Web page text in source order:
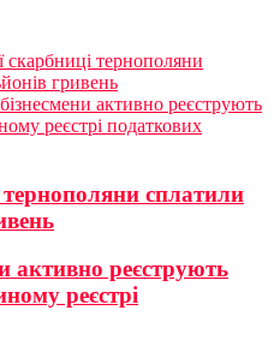
скарбниці тернополяни
гривень
активно реєструють
реєстрі податкових
сплатили
активно реєструють
реєстрі